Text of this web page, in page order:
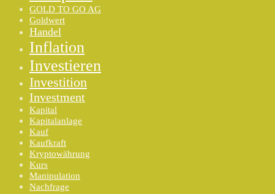
GOLD TO GO AG
Goldwert
Handel
Inflation
Investieren
Investition
Investment
Kapital
Kapitalanlage
Kauf
Kaufkraft
Kryptowährung
Kurs
Manipulation
Nachfrage